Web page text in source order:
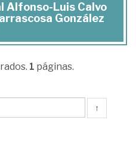
Alfonso-Luis Calvo
González
1 páginas.
↑